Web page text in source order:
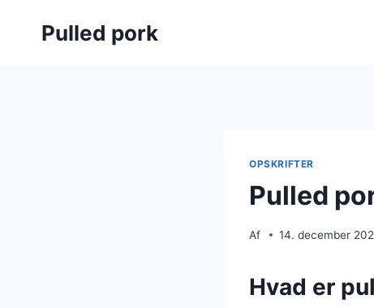
Pulled pork
OPSKRIFTER
Pulled
Af 14. december
Hvad er